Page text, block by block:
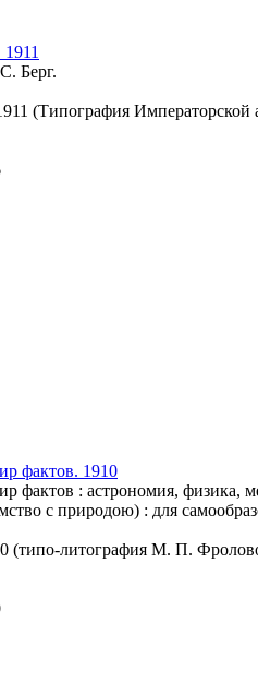
Берг.
(Типография
фактов. 1910
: астрономия, физика,
с природою) : для
(типо-литография М. П.